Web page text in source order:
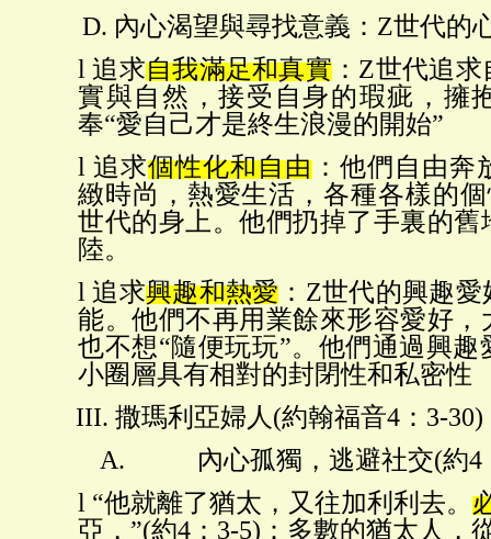
D. 內心渴望與尋找意義： Z世代的
l追求自我滿足和真實 ： Z世代追求
實與自然，接受自身的瑕疵，擁
奉“愛自己才是終生浪漫的開始”
l 追求個性化和自由 ：他們自由
緻時尚，熱愛生活，各種各樣的
世代的身上。他們扔掉了手裏的舊
陸。
l追求興趣和熱愛 ： Z世代的興趣
能。他們不再用業餘來形容愛好，
也不想“隨便玩玩”。他們通過興
小圈層具有相對的封閉性和私密性
III. 撒瑪利亞婦人 (約翰福音4：3-30)
A. 內心孤獨，逃避社交(約4
l “他就離了猶太，又往加利利去。
亞， ”(約4：3-5)：多數的猶太人，